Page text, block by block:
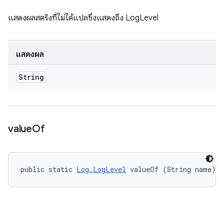
แสดงผลสตริงที่ไม่ได้แปลซึ่งแสดงถึง LogLevel
แสดงผล
String
valueOf
public static Log.LogLevel valueOf (String name)